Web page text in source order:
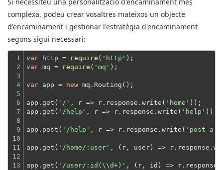
complexa, podeu crear vosaltres mateixos un objecte
d'encaminament i gestionar l'estratègia d'encaminament
segons sigui necessari:
1
2
3
4
5
6
7
8
9
10
11
12
13
var http = require ( 'http'
var mq = require ( 'mq' );
var app = new mq.Routing();
app.get( '/' , r => r.response.write( 'home' ));
app.get( '/help' , r => r.response.write( 'help' ));
app.post( '/help' , r => r.response.write( 'post a
app.get( '/home/:user' , (r, user) =>
app.get( '/user/:id(\\d+)' , (r, id) =>